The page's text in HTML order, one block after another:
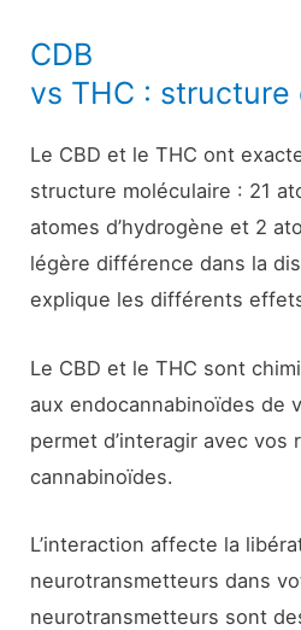
CDB
vs THC : structure
Le CBD et le THC ont
structure moléculaire : 21
atomes d’hydrogène et 2
légère différence dans la
explique les différents
Le CBD et le THC sont
aux endocannabinoïdes de
permet d’interagir avec vos
cannabinoïdes.
L’interaction affecte la
neurotransmetteurs dans
neurotransmetteurs sont